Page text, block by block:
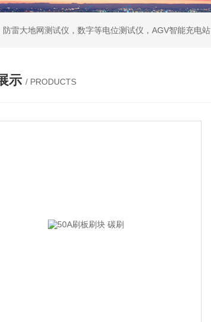
雷大地网测试仪，数字等电位测试仪，AGV智能充电站
示 / PRODUCTS